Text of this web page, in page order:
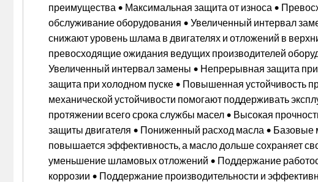
преимущества • Максимальная защита от износа •
обслуживание оборудования • Увеличенный интервал
снижают уровень шлама в двигателях и отложений в
превосходящие ожидания ведущих производителей
Увеличенный интервал замены • Непрерывная защита при
защита при холодном пуске • Повышенная устойчивость
механической устойчивости помогают поддерживать
протяжении всего срока службы масел • Высокая
защиты двигателя • Пониженный расход масла • Базовые
повышается эффективность, а масло дольше сохраняет
уменьшение шламовых отложений • Поддержание
коррозии • Поддержание производительности и